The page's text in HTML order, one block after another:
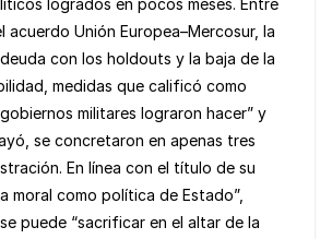
logrados en pocos meses. Entre
acuerdo Unión Europea–Mercosur, la
con los holdouts y la baja de la
medidas que calificó como
militares lograron hacer” y
se concretaron en apenas tres
En línea con el título de su
moral como política de Estado”,
puede “sacrificar en el altar de la